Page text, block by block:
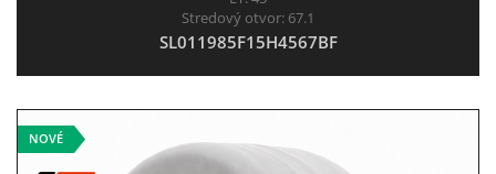
Stredový otvor: 67.1
SL011985F15H4567BF
NOVÉ